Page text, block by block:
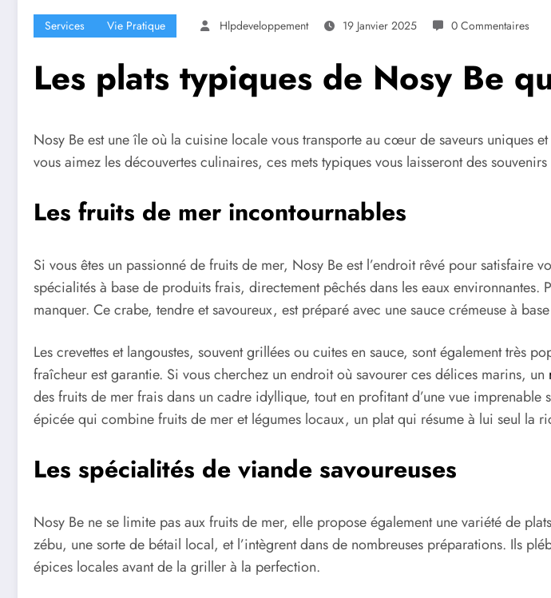
Services Vie Pratique Hlpdeveloppement 19 Janvier 2025 0 Commentaires
Les plats typiques de Nosy Be
Nosy Be est une île où la cuisine locale vous transporte au cœur de saveurs uniques
vous aimez les découvertes culinaires, ces mets typiques vous laisseront des
Les fruits de mer incontournables
Si vous êtes un passionné de fruits de mer, Nosy Be est l’endroit rêvé pour
spécialités à base de produits frais, directement pêchés dans les eaux
manquer. Ce crabe, tendre et savoureux, est préparé avec une sauce crémeuse à
Les crevettes et langoustes, souvent grillées ou cuites en sauce, sont également très
fraîcheur est garantie. Si vous cherchez un endroit où savourer ces délices marins, un
des fruits de mer frais dans un cadre idyllique, tout en profitant d’une vue
épicée qui combine fruits de mer et légumes locaux, un plat qui résume à lui seul la
Les spécialités de viande savoureuses
Nosy Be ne se limite pas aux fruits de mer, elle propose également une variété de
zébu, une sorte de bétail local, et l’intègrent dans de nombreuses préparations. Ils
épices locales avant de la griller à la perfection.